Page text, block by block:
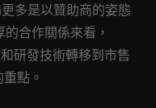
多是以贊助商的姿態
合作關係來看，
研發技術轉移到市售
點。